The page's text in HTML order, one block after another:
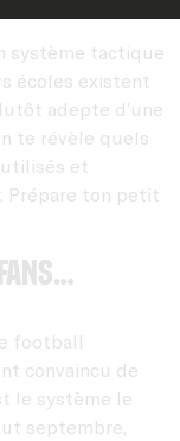
système tactique
écoles existent
adepte d’une
te révèle quels
et
Prépare ton petit
football
convaincu de
le système le
septembre,